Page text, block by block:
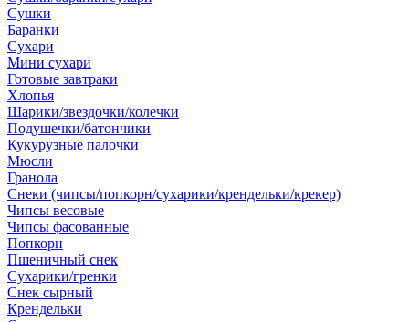
Сушки
Баранки
Сухари
Мини сухари
Готовые завтраки
Хлопья
Шарики/звездочки/колечки
Подушечки/батончики
Кукурузные палочки
Мюсли
Гранола
Снеки (чипсы/попкорн/сухарики/крендельки/крекер)
Чипсы весовые
Чипсы фасованные
Попкорн
Пшеничный снек
Сухарики/гренки
Снек сырный
Крендельки